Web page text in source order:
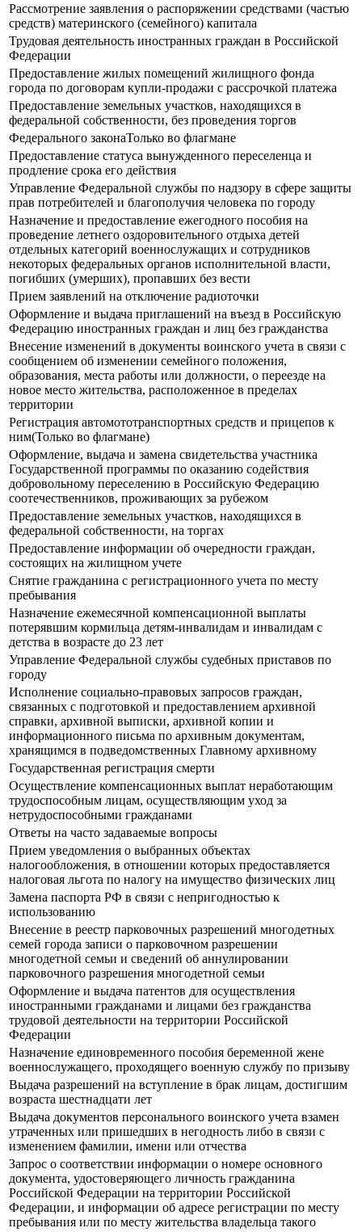
Рассмотрение заявления о распоряжении средствами (частью
средств) материнского (семейного) капитала
Трудовая деятельность иностранных граждан в Российской
Федерации
Предоставление жилых помещений жилищного фонда
города по договорам купли-продажи с рассрочкой платежа
Предоставление земельных участков, находящихся в
федеральной собственности, без проведения торгов
Федерального законаТолько во флагмане
Предоставление статуса вынужденного переселенца и
продление срока его действия
Управление Федеральной службы по надзору в сфере защиты
прав потребителей и благополучия человека по городу
Назначение и предоставление ежегодного пособия на
проведение летнего оздоровительного отдыха детей
отдельных категорий военнослужащих и сотрудников
некоторых федеральных органов исполнительной власти,
погибших (умерших), пропавших без вести
Прием заявлений на отключение радиоточки
Оформление и выдача приглашений на въезд в Российскую
Федерацию иностранных граждан и лиц без гражданства
Внесение изменений в документы воинского учета в связи с
сообщением об изменении семейного положения,
образования, места работы или должности, о переезде на
новое место жительства, расположенное в пределах
территории
Регистрация автомототранспортных средств и прицепов к
ним(Только во флагмане)
Оформление, выдача и замена свидетельства участника
Государственной программы по оказанию содействия
добровольному переселению в Российскую Федерацию
соотечественников, проживающих за рубежом
Предоставление земельных участков, находящихся в
федеральной собственности, на торгах
Предоставление информации об очередности граждан,
состоящих на жилищном учете
Снятие гражданина с регистрационного учета по месту
пребывания
Назначение ежемесячной компенсационной выплаты
потерявшим кормильца детям-инвалидам и инвалидам с
детства в возрасте до 23 лет
Управление Федеральной службы судебных приставов по
городу
Исполнение социально-правовых запросов граждан,
связанных с подготовкой и предоставлением архивной
справки, архивной выписки, архивной копии и
информационного письма по архивным документам,
хранящимся в подведомственных Главному архивному
Государственная регистрация смерти
Осуществление компенсационных выплат неработающим
трудоспособным лицам, осуществляющим уход за
нетрудоспособными гражданами
Ответы на часто задаваемые вопросы
Прием уведомления о выбранных объектах
налогообложения, в отношении которых предоставляется
налоговая льгота по налогу на имущество физических лиц
Замена паспорта РФ в связи с непригодностью к
использованию
Внесение в реестр парковочных разрешений многодетных
семей города записи о парковочном разрешении
многодетной семьи и сведений об аннулировании
парковочного разрешения многодетной семьи
Оформление и выдача патентов для осуществления
иностранными гражданами и лицами без гражданства
трудовой деятельности на территории Российской
Федерации
Назначение единовременного пособия беременной жене
военнослужащего, проходящего военную службу по призыву
Выдача разрешений на вступление в брак лицам, достигшим
возраста шестнадцати лет
Выдача документов персонального воинского учета взамен
утраченных или пришедших в негодность либо в связи с
изменением фамилии, имени или отчества
Запрос о соответствии информации о номере основного
документа, удостоверяющего личность гражданина
Российской Федерации на территории Российской
Федерации, и информации об адресе регистрации по месту
пребывания или по месту жительства владельца такого